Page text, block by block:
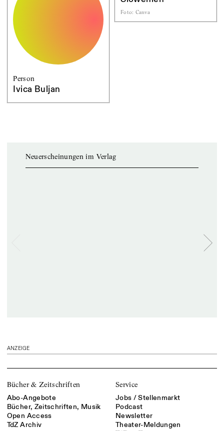
Person
Ivica Buljan
Foto: Canva
Neuerscheinungen im Verlag
ANZEIGE
Bücher & Zeitschriften
Abo-Angebote
Bücher, Zeitschriften, Musik
Open Access
TdZ Archiv
Service
Jobs / Stellenmarkt
Podcast
Newsletter
Theater-Meldungen